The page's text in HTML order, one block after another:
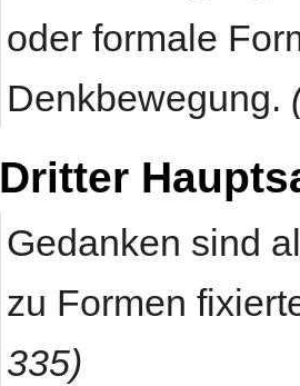
oder formale
Denkbewegung.
Dritter
Gedanken sind
zu Formen
335)